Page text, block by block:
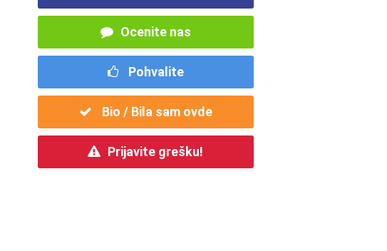
Ocenite nas
Pohvalite
Bio / Bila sam ovde
Prijavite grešku!